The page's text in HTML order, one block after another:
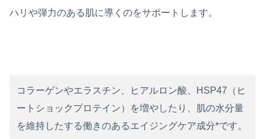
ハリや弾力のある肌に導くのをサポートします。
コラーゲンやエラスチン、ヒアルロン酸、HSP47（ヒ
ートショックプロテイン）を増やしたり、肌の水分量
を維持したする働きのあるエイジングケア成分*です。